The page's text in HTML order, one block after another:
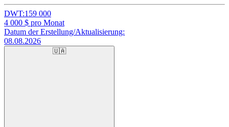
DWT:159 000
4 000 $ pro Monat
Datum der Erstellung/Aktualisierung:
08.08.2026
🇺🇦